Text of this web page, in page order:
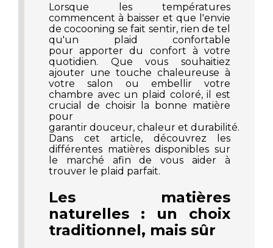
Lorsque les températures
commencent à baisser et que l'envie
de cocooning se fait sentir, rien de tel
qu'un plaid confortable
pour apporter du confort à votre
quotidien. Que vous souhaitiez
ajouter une touche chaleureuse à
votre salon ou embellir votre
chambre avec un plaid coloré, il est
crucial de choisir la bonne matière
pour
garantir douceur, chaleur et durabilité.
Dans cet article, découvrez
les
différentes matières disponibles sur
le marché afin de vous aider à
trouver le plaid parfait.
Les matières
naturelles : un choix
traditionnel, mais sûr